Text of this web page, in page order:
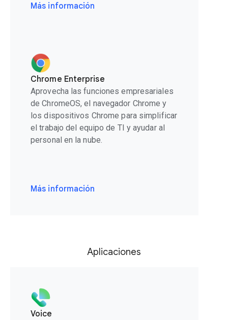
Más información
Chrome Enterprise
Aprovecha las funciones empresariales
de ChromeOS, el navegador Chrome y
los dispositivos Chrome para simplificar
el trabajo del equipo de TI y ayudar al
personal en la nube.
Más información
Aplicaciones
Voice